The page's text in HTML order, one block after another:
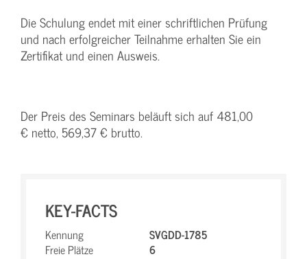
Die Schulung endet mit einer schriftlichen Prüfung
und nach erfolgreicher Teilnahme erhalten Sie ein
Zertifikat und einen Ausweis.
Der Preis des Seminars beläuft sich auf 481,00
€ netto, 569,37 € brutto.
KEY-FACTS
Kennung
SVGDD-1785
Freie Plätze
6